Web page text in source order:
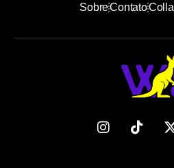
SobreContato